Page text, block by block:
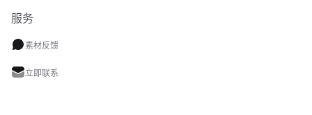
服务
素材反馈
立即联系